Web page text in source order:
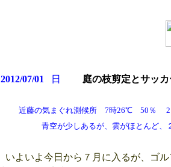
2012/07/01 日 庭の枝剪定とサッ
近藤の気まぐれ測候所 7時26℃ 50％
青空が少しあるが、雲がほとんど、２０
いよいよ今日から７月に入るが、ゴ